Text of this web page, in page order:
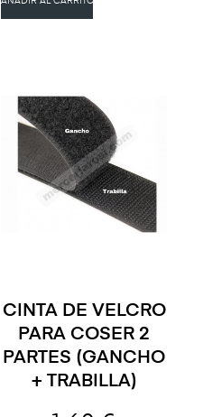
CINTA DE VELCRO
PARA COSER 2
PARTES (GANCHO
+ TRABILLA)